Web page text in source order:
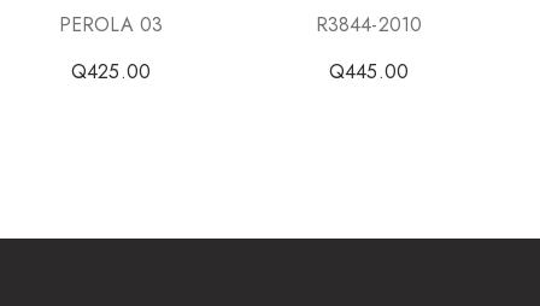
PEROLA 03
Q425.00
R3844-2010
Q445.00